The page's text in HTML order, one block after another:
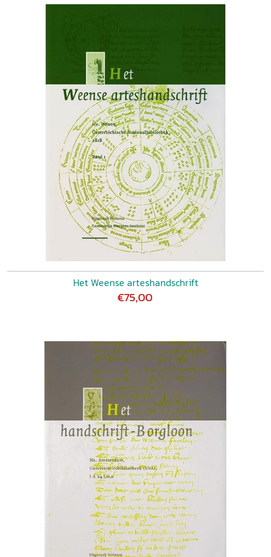
Het Weense arteshandschrift
€75,00